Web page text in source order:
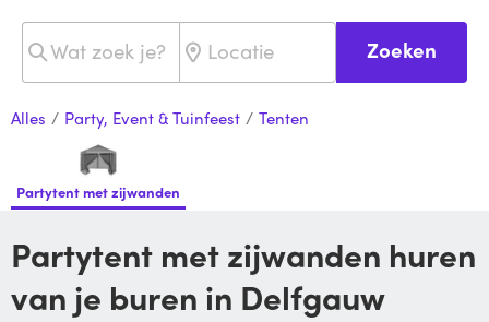
Zoeken
Alles / Party, Event & Tuinfeest / Tenten
Partytent met zijwanden
Partytent met zijwanden huren
van je buren in Delfgauw